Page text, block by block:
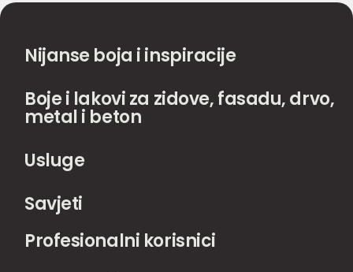
Nijanse boja i inspiracije
Boje i lakovi za zidove, fasadu, drvo,
metal i beton
Usluge
Savjeti
Profesionalni korisnici